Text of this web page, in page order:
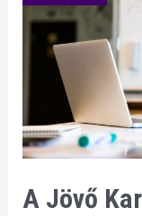
A Jövő